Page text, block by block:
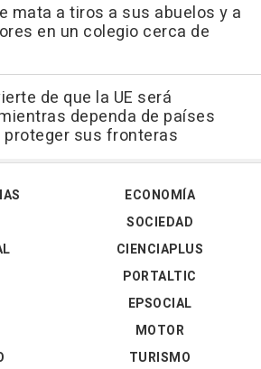
mata a tiros a sus abuelos y a
en un colegio cerca de
de que la UE será
dependa de países
sus fronteras
ECONOMÍA
SOCIEDAD
CIENCIAPLUS
PORTALTIC
EPSOCIAL
MOTOR
TURISMO